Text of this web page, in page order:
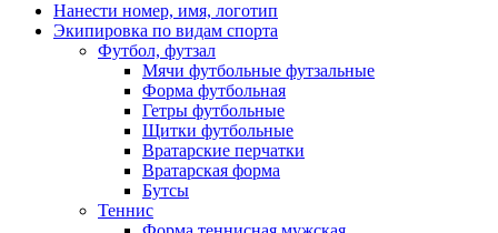
Нанести номер, имя, логотип
Экипировка по видам спорта
Футбол, футзал
Мячи футбольные футзальные
Форма футбольная
Гетры футбольные
Щитки футбольные
Вратарские перчатки
Вратарская форма
Бутсы
Теннис